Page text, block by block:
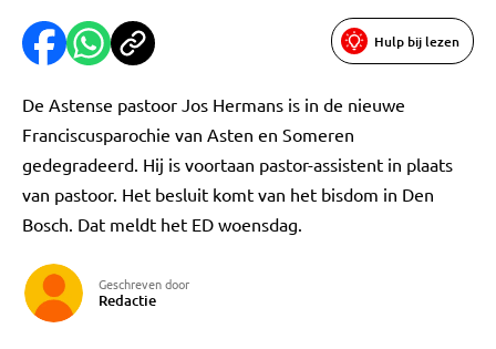
Hulp bij lezen
De Astense pastoor Jos Hermans is in de nieuwe
Franciscusparochie van Asten en Someren
gedegradeerd. Hij is voortaan pastor-assistent in plaats
van pastoor. Het besluit komt van het bisdom in Den
Bosch. Dat meldt het ED woensdag.
Geschreven door
Redactie